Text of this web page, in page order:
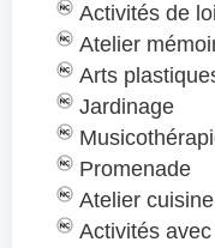
Activités de
Atelier
Arts
Jardinage
Promenade
Atelier
Activités